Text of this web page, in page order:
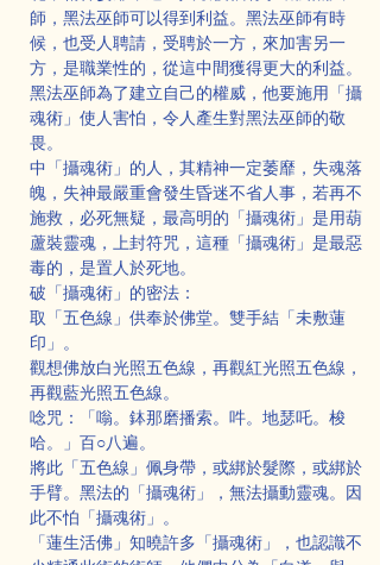
師，黑法巫師可以得到利益。黑法巫師有時
候，也受人聘請，受聘於一方，來加害另一
方，是職業性的，從這中間獲得更大的利益。
黑法巫師為了建立自己的權威，他要施用「攝
魂術」使人害怕，令人產生對黑法巫師的敬
畏。
中「攝魂術」的人，其精神一定萎靡，失魂落
魄，失神最嚴重會發生昏迷不省人事，若再不
施救，必死無疑，最高明的「攝魂術」是用葫
蘆裝靈魂，上封符咒，這種「攝魂術」是最惡
毒的，是置人於死地。
破「攝魂術」的密法：
取「五色線」供奉於佛堂。雙手結「未敷蓮
印」。
觀想佛放白光照五色線，再觀紅光照五色線，
再觀藍光照五色線。
唸咒：「嗡。鉢那磨播索。吽。地瑟吒。梭
哈。」百○八遍。
將此「五色線」佩身帶，或綁於髮際，或綁於
手臂。黑法的「攝魂術」，無法攝動靈魂。因
此不怕「攝魂術」。
「蓮生活佛」知曉許多「攝魂術」，也認識不